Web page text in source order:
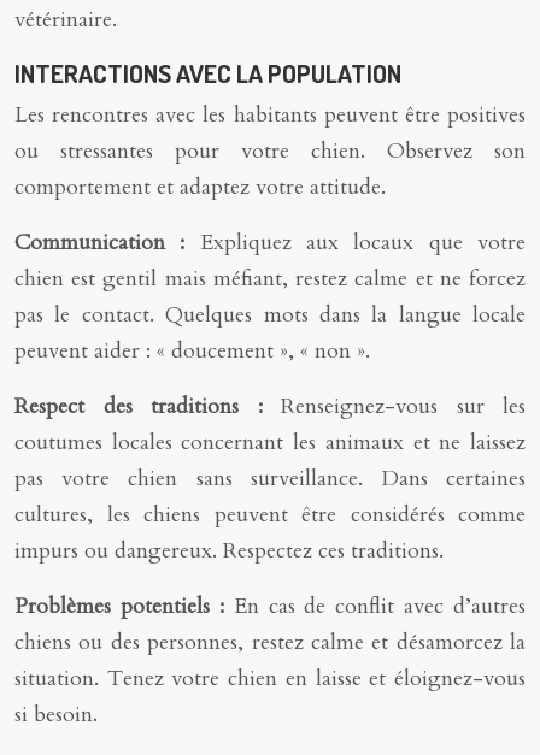
vétérinaire.
INTERACTIONS AVEC LA POPULATION
Les rencontres avec les habitants peuvent être positives
ou stressantes pour votre chien. Observez son
comportement et adaptez votre attitude.
Communication : Expliquez aux locaux que votre
chien est gentil mais méfiant, restez calme et ne forcez
pas le contact. Quelques mots dans la langue locale
peuvent aider : « doucement », « non ».
Respect des traditions : Renseignez-vous sur les
coutumes locales concernant les animaux et ne laissez
pas votre chien sans surveillance. Dans certaines
cultures, les chiens peuvent être considérés comme
impurs ou dangereux. Respectez ces traditions.
Problèmes potentiels : En cas de conflit avec d’autres
chiens ou des personnes, restez calme et désamorcez la
situation. Tenez votre chien en laisse et éloignez-vous
si besoin.